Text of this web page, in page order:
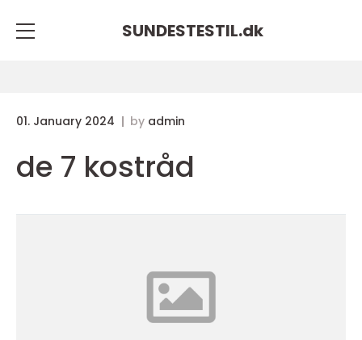
SUNDESTESTIL.dk
01. January 2024 by admin
de 7 kostråd